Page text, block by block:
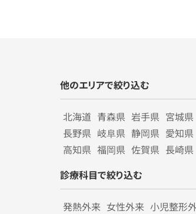
他のエリアで絞り込む
北海道 青森県 岩手県 宮城県
長野県 岐阜県 静岡県 愛知県
高知県 福岡県 佐賀県 長崎県
診療科目で絞り込む
発熱外来 女性外来 小児整形